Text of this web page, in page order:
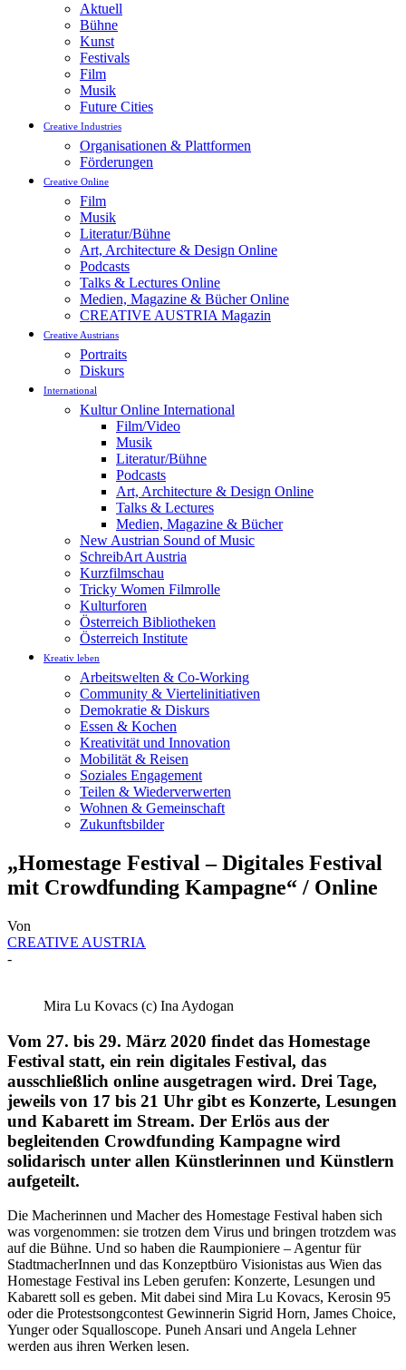
Aktuell
Bühne
Kunst
Festivals
Film
Musik
Future Cities
Creative Industries
Organisationen & Plattformen
Förderungen
Creative Online
Film
Musik
Literatur/Bühne
Art, Architecture & Design Online
Podcasts
Talks & Lectures Online
Medien, Magazine & Bücher Online
CREATIVE AUSTRIA Magazin
Creative Austrians
Portraits
Diskurs
International
Kultur Online International
Film/Video
Musik
Literatur/Bühne
Podcasts
Art, Architecture & Design Online
Talks & Lectures
Medien, Magazine & Bücher
New Austrian Sound of Music
SchreibArt Austria
Kurzfilmschau
Tricky Women Filmrolle
Kulturforen
Österreich Bibliotheken
Österreich Institute
Kreativ leben
Arbeitswelten & Co-Working
Community & Viertelinitiativen
Demokratie & Diskurs
Essen & Kochen
Kreativität und Innovation
Mobilität & Reisen
Soziales Engagement
Teilen & Wiederverwerten
Wohnen & Gemeinschaft
Zukunftsbilder
„Homestage Festival – Digitales Festival
mit Crowdfunding Kampagne“ / Online
Von
CREATIVE AUSTRIA
-
Mira Lu Kovacs (c) Ina Aydogan
Vom 27. bis 29. März 2020 findet das Homestage
Festival statt, ein rein digitales Festival, das
ausschließlich online ausgetragen wird. Drei Tage,
jeweils von 17 bis 21 Uhr gibt es Konzerte, Lesungen
und Kabarett im Stream. Der Erlös aus der
begleitenden Crowdfunding Kampagne wird
solidarisch unter allen Künstlerinnen und Künstlern
aufgeteilt.
Die Macherinnen und Macher des Homestage Festival haben sich
was vorgenommen: sie trotzen dem Virus und bringen trotzdem was
auf die Bühne. Und so haben die Raumpioniere – Agentur für
StadtmacherInnen und das Konzeptbüro Visionistas aus Wien das
Homestage Festival ins Leben gerufen: Konzerte, Lesungen und
Kabarett soll es geben. Mit dabei sind Mira Lu Kovacs, Kerosin 95
oder die Protestsongcontest Gewinnerin Sigrid Horn, James Choice,
Yunger oder Squalloscope. Puneh Ansari und Angela Lehner
werden aus ihren Werken lesen.